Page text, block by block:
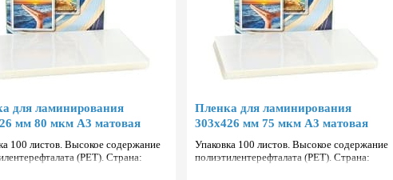
для ламинирования
мм 80 мкм А3 матовая
100 листов. Высокое содержание
(PET). Страна:
Пленка для ламинирования
303х426 мм 75 мкм А3 матовая
Упаковка 100 листов. Высокое содержание
полиэтилентерефталата (PET). Страна: